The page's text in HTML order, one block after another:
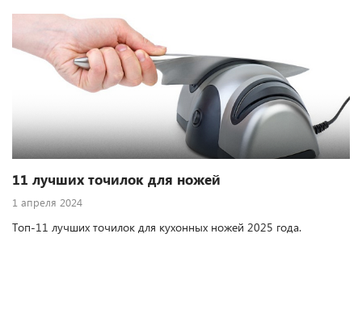
11 лучших точилок для ножей
1 апреля 2024
Топ-11 лучших точилок для кухонных ножей 2025 года.